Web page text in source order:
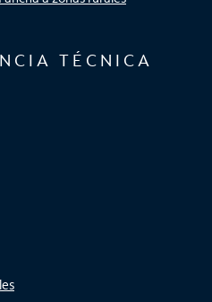
TÉCNICA